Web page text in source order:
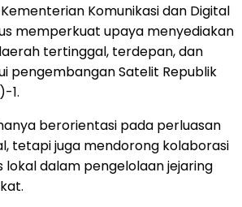
Komunikasi dan Digital
memperkuat upaya menyediakan
tertinggal, terdepan, dan
pengembangan Satelit Republik
1.
berorientasi pada perluasan
tetapi juga mendorong kolaborasi
lokal dalam pengelolaan jejaring